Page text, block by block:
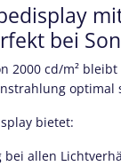
bei
2000 cd/m²
optimal
bietet:
bei allen